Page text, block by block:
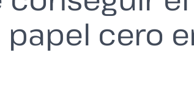
cero